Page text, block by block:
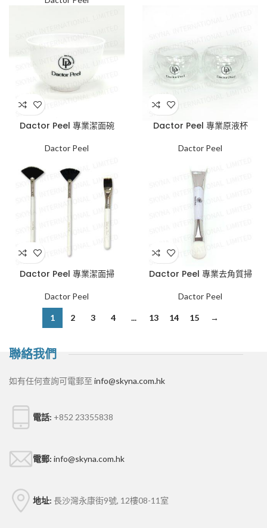
Dactor Peel 專業潔面碗
Dactor Peel
Dactor Peel 專業原液杯
Dactor Peel
Dactor Peel 專業潔面掃
Dactor Peel
Dactor Peel 專業去角質掃
Dactor Peel
1 2 3 4 ... 13 14 15 →
聯絡我們
如有任何查詢可電郵至 info@skyna.com.hk
電話: +852 23355838
電郵: info@skyna.com.hk
地址: 長沙灣永康街9號, 12樓08-11室